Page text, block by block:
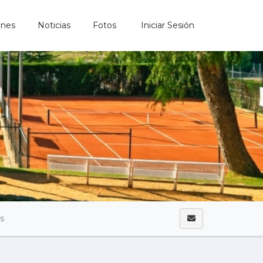
Noticias Fotos Iniciar Sesión